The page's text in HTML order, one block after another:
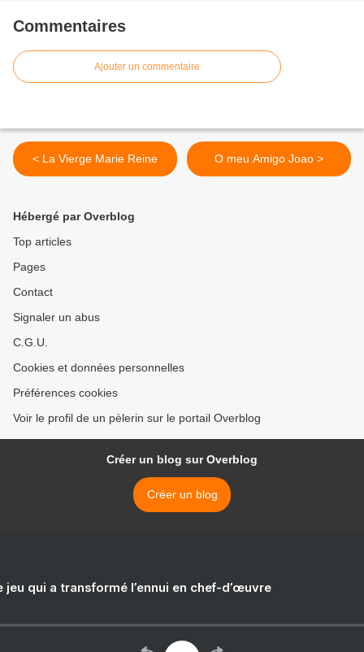
Commentaires
Ajouter un commentaire
< La Vierge Marie Reine O meu Amigo Joao >
Hébergé par Overblog
Top articles
Pages
Contact
Signaler un abus
C.G.U.
Cookies et données personnelles
Préférences cookies
Voir le profil de un pèlerin sur le portail Overblog
Créer un blog sur Overblog
Créer un blog
jeu qui a transformé l’ennui en chef-d’œuvre